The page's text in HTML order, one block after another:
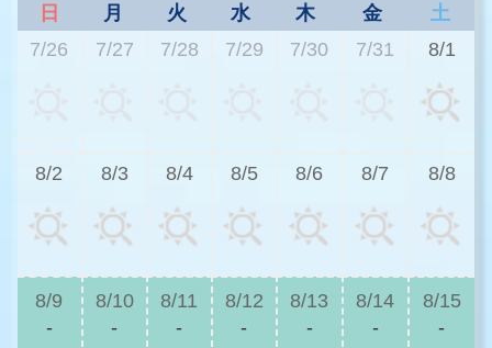
日 月 火 水 木 金
土
7/26
7/27 7/28 7/29 7/30 7/31 8/1
8/2 8/3 8/4 8/5 8/6 8/7 8/8
8/9
-
8/10
-
8/11
-
8/12
-
8/13
-
8/14
-
8/15
-